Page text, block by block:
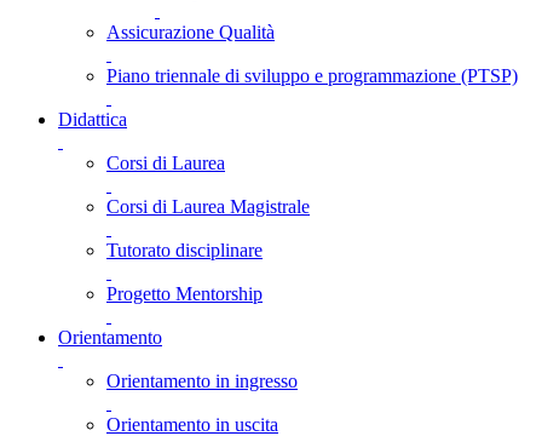
Assicurazione Qualità
Piano triennale di sviluppo e programmazione (PTSP)
Didattica
Corsi di Laurea
Corsi di Laurea Magistrale
Tutorato disciplinare
Progetto Mentorship
Orientamento
Orientamento in ingresso
Orientamento in uscita